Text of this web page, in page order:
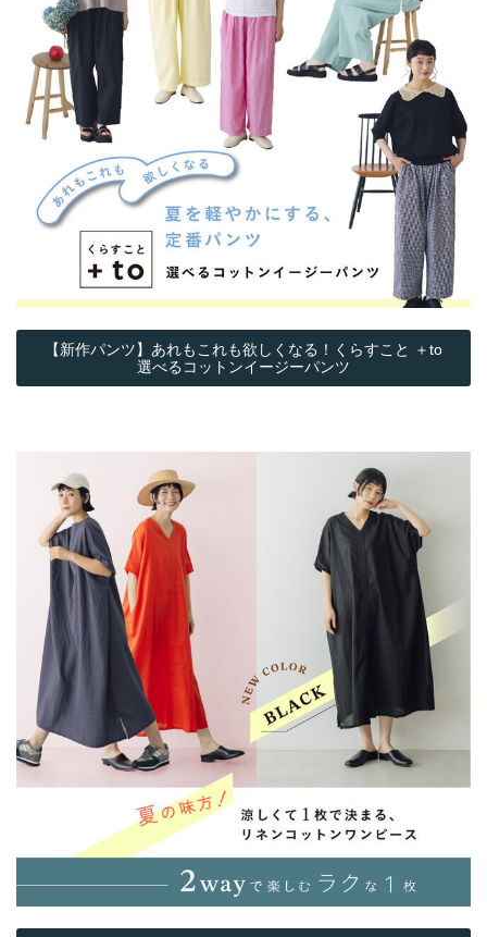
【新作パンツ】あれもこれも欲しくなる！くらすこと ＋to
選べるコットンイージーパンツ